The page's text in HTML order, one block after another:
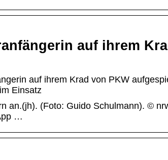
auf ihrem
auf ihrem Krad von PKW
Einsatz
(Foto: Guido Schulmann). ©
…